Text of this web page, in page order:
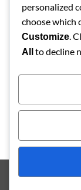
NGUYỄN ĐÌNH
090 127 1494
Số 1, Đường
Phước Hiệp,
personalized
choose which
Customize.
All
to decline